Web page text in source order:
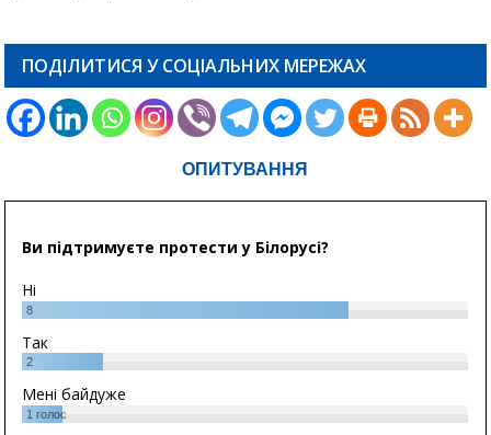
ПОДІЛИТИСЯ У СОЦІАЛЬНИХ МЕРЕЖАХ
ОПИТУВАННЯ
Ви підтримуєте протести у Білорусі?
Ні
8
Так
2
Мені байдуже
1 голос